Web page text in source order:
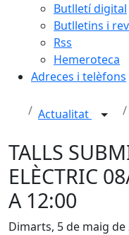
Butlletí digital
Butlletins i
Rss
Hemeroteca
Adreces i telèfons
Actualitat
TALLS
ELÈCTRIC
A 12:00
Dimarts, 5 de maig de